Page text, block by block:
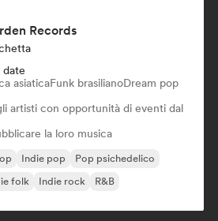
Records
asiaticaFunk brasilianoDream pop
artisti con opportunità di eventi dal
la loro musica
Indie pop
Pop psichedelico
folk Indie rock R&B